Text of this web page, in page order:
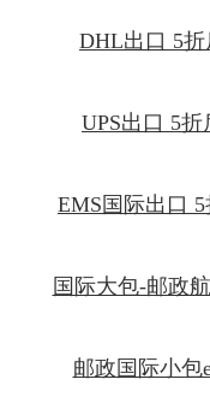
DHL出口 5
UPS出口 5
EMS国际出口
国际大包-邮政
邮政国际小包